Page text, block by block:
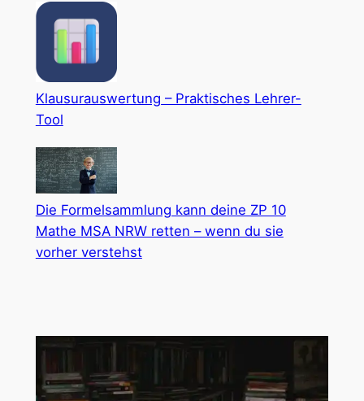
Klausurauswertung – Praktisches Lehrer-
Tool
Die Formelsammlung kann deine ZP 10
Mathe MSA NRW retten – wenn du sie
vorher verstehst